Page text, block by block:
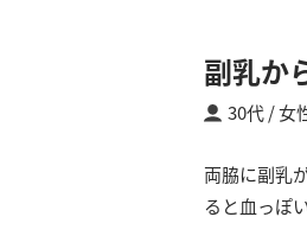
副乳か
30代 / 女
両脇に副乳
ると血っぽ